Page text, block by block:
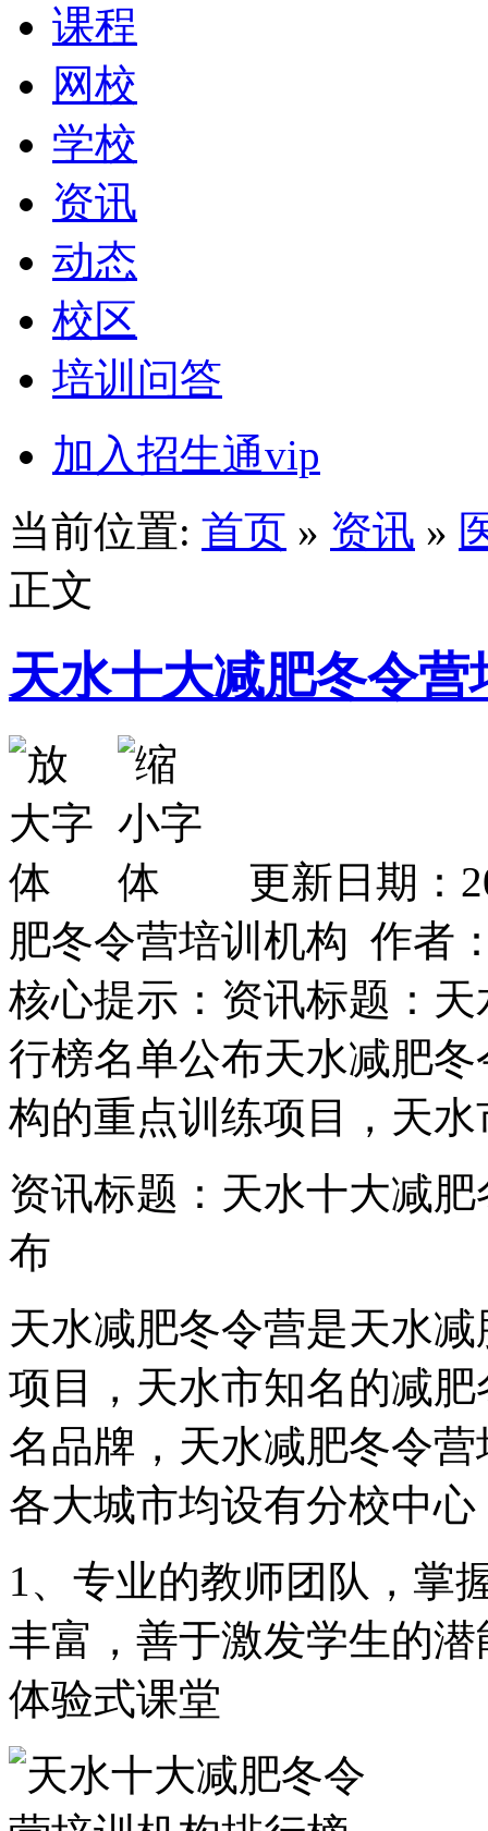
课程
网校
学校
资讯
动态
校区
培训问答
加入招生通vip
当前位置: 首页 » 资讯 »
正文
天水十大减肥冬令
更新日期：
肥冬令营培训机构 作者
核心提示：资讯标题：
行榜名单公布天水减肥
构的重点训练项目，天
资讯标题：天水十大减
布
天水减肥冬令营是天水
项目，天水市知名的减
名品牌，天水减肥冬令
各大城市均设有分校中
1、专业的教师团队，掌
丰富，善于激发学生的
体验式课堂